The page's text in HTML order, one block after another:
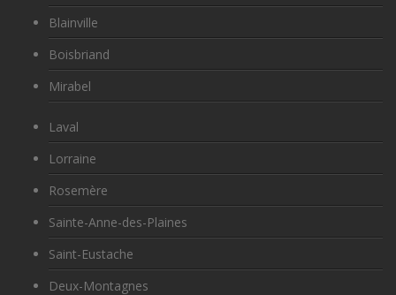
Blainville
Boisbriand
Mirabel
Laval
Lorraine
Rosemère
Sainte-Anne-des-Plaines
Saint-Eustache
Deux-Montagnes